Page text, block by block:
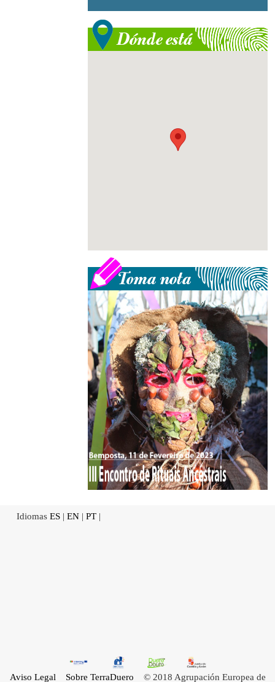
Idiomas ES | EN | PT |
Aviso Legal Sobre TerraDuero © 2018 Agrupación Europea de